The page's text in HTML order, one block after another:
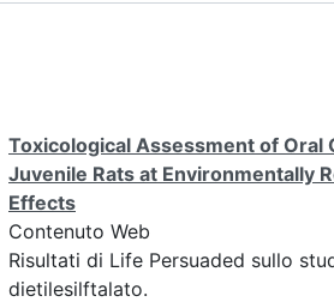
Toxicological Assessment of Oral
Juvenile Rats at Environmentally
Effects
Contenuto Web
Risultati di Life Persuaded sullo
dietilesilftalato.